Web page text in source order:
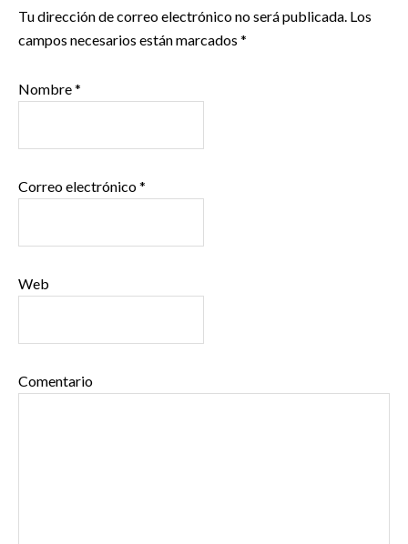
Tu dirección de correo electrónico no será publicada. Los
campos necesarios están marcados *
Nombre*
Correo electrónico*
Web
Comentario